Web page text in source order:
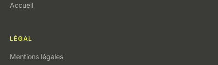
Accueil
LÉGAL
Mentions légales